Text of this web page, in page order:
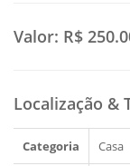
Valor: R$
Localização &
Categoria Casa